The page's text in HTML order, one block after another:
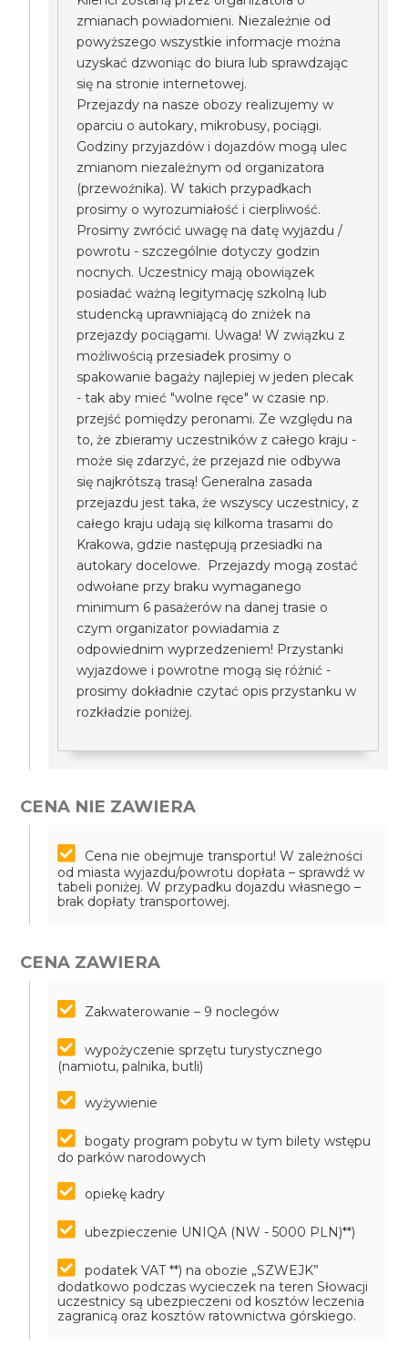
zmianach powiadomieni. Niezależnie od
powyższego wszystkie informacje można
uzyskać dzwoniąc do biura lub sprawdzając
się na stronie internetowej.
Przejazdy na nasze obozy realizujemy w
oparciu o autokary, mikrobusy, pociągi.
Godziny przyjazdów i dojazdów mogą ulec
zmianom niezależnym od organizatora
(przewoźnika). W takich przypadkach
prosimy o wyrozumiałość i cierpliwość.
Prosimy zwrócić uwagę na datę wyjazdu /
powrotu - szczególnie dotyczy godzin
nocnych. Uczestnicy mają obowiązek
posiadać ważną legitymację szkolną lub
studencką uprawniającą do zniżek na
przejazdy pociągami. Uwaga! W związku z
możliwością przesiadek prosimy o
spakowanie bagaży najlepiej w jeden plecak
- tak aby mieć "wolne ręce" w czasie np.
przejść pomiędzy peronami. Ze względu na
to, że zbieramy uczestników z całego kraju -
może się zdarzyć, że przejazd nie odbywa
się najkrótszą trasą! Generalna zasada
przejazdu jest taka, że wszyscy uczestnicy, z
całego kraju udają się kilkoma trasami do
Krakowa, gdzie następują przesiadki na
autokary docelowe. Przejazdy mogą zostać
odwołane przy braku wymaganego
minimum 6 pasażerów na danej trasie o
czym organizator powiadamia z
odpowiednim wyprzedzeniem! Przystanki
wyjazdowe i powrotne mogą się różnić -
prosimy dokładnie czytać opis przystanku w
rozkładzie poniżej.
CENA NIE ZAWIERA
Cena nie obejmuje transportu! W zależności
od miasta wyjazdu/powrotu dopłata – sprawdź w
tabeli poniżej. W przypadku dojazdu własnego –
brak dopłaty transportowej.
CENA ZAWIERA
Zakwaterowanie – 9 noclegów
wypożyczenie sprzętu turystycznego
(namiotu, palnika, butli)
wyżywienie
bogaty program pobytu w tym bilety wstępu
do parków narodowych
opiekę kadry
ubezpieczenie UNIQA (NW - 5000 PLN)**)
podatek VAT **) na obozie „SZWEJK”
dodatkowo podczas wycieczek na teren Słowacji
uczestnicy są ubezpieczeni od kosztów leczenia
zagranicą oraz kosztów ratownictwa górskiego.